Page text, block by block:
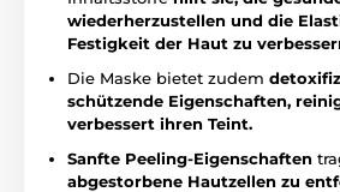
wiederherzustellen und die
Festigkeit der Haut zu
Die Maske bietet zudem
schützende Eigenschaften,
verbessert ihren Teint.
Sanfte Peeling-Eigenschaften
abgestorbene Hautzellen zu